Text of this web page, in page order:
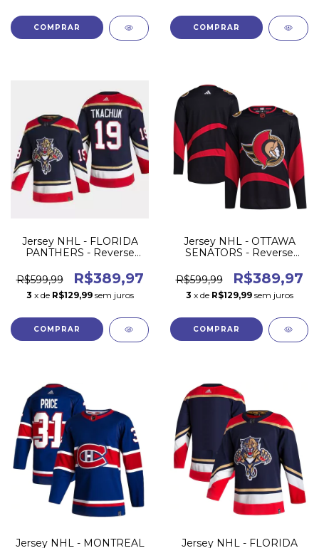
COMPRAR COMPRAR
Jersey NHL - FLORIDA
PANTHERS - Reverse
R$599,99
R$389,97
3 x de R$129,99 sem juros
COMPRAR
Jersey NHL - OTTAWA
SENATORS - Reverse
R$599,99
R$389,97
3 x de R$129,99 sem juros
COMPRAR
Jersey NHL - MONTREAL
Jersey NHL - FLORIDA